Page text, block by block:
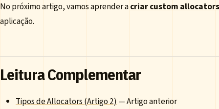
No próximo artigo, vamos aprender acriar custom allocators
aplicação.
Leitura Complementar
Tipos de Allocators (Artigo 2)— Artigo anterior